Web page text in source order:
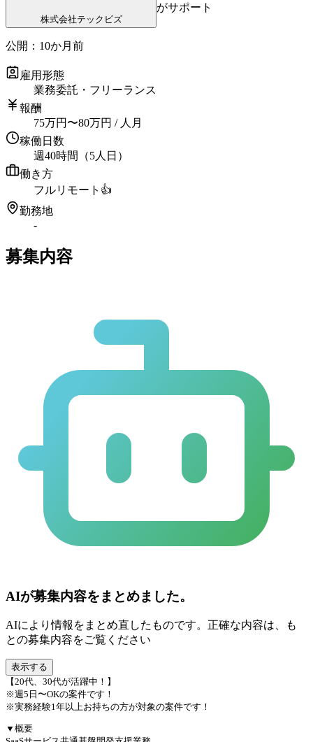
株式会社テックビズ
がサポート
公開： 10か月前
雇用形態
業務委託・フリーランス
報酬
75万円 〜80万円 / 人月
稼働日数
週40時間（5人日）
働き方
フルリモート 👍
勤務地
-
募集内容
AIが募集内容をまとめました。
AIにより情報をまとめ直したものです。正確な内容は、も
との募集内容をご覧ください
表示する
【20代、30代が活躍中！】
※週5日〜OKの案件です！
※実務経験1年以上お持ちの方が対象の案件です！
▼概要